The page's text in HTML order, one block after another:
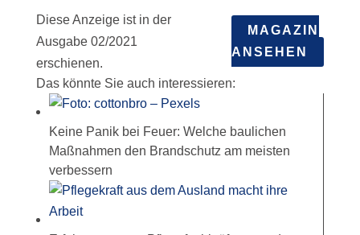
Diese Anzeige ist in der
Ausgabe 02/2021
erschienen.
MAGAZIN
ANSEHEN
Das könnte Sie auch interessieren:
Keine Panik bei Feuer: Welche baulichen
Maßnahmen den Brandschutz am meisten
verbessern